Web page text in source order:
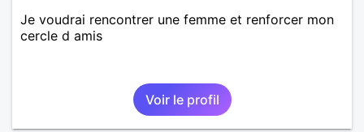
Je voudrai rencontrer une femme et renforcer mon
cercle d amis
Voir le profil